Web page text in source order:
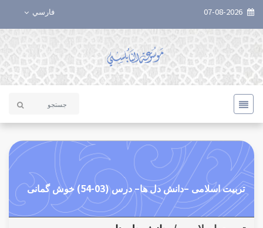
فارسي
تربيت اسلامی –دانش دل ها– درس (03-54) خوش گمانی